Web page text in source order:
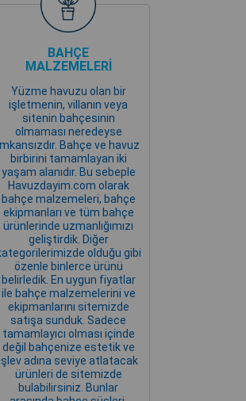
BAHÇE
MALZEMELERİ
Yüzme havuzu olan bir
işletmenin, villanın veya
sitenin bahçesinin
olmaması neredeyse
Bahçe ve havuz
birbirini tamamlayan iki
yaşam alanıdır. Bu sebeple
Havuzdayim.com olarak
bahçe malzemeleri, bahçe
ekipmanları ve tüm bahçe
ürünlerinde uzmanlığımızı
geliştirdik. Diğer
olduğu gibi
özenle binlerce ürünü
belirledik. En uygun fiyatlar
ile bahçe malzemelerini ve
ekipmanlarını sitemizde
satışa sunduk. Sadece
tamamlayıcı olması içinde
değil bahçenize estetik ve
adına seviye atlatacak
ürünleri de sitemizde
bulabilirsiniz. Bunlar